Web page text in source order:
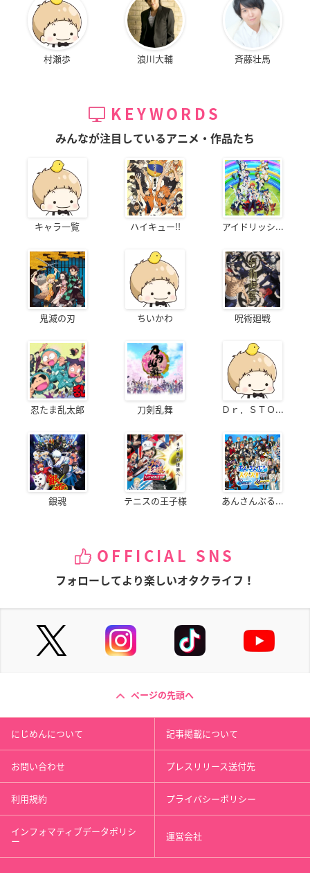
村瀬歩 浪川大輔 斉藤壮馬
KEYWORDS
みんなが注目しているアニメ・作品たち
キャラ一覧 ハイキュー!! アイドリッシ...
鬼滅の刃 ちいかわ 呪術廻戦
忍たま乱太郎 刀剣乱舞 Ｄｒ．ＳＴＯ...
銀魂 テニスの王子様 あんさんぶる...
OFFICIAL SNS
フォローしてより楽しいオタクライフ！
ページの先頭へ
にじめんについて 記事掲載について
お問い合わせ プレスリリース送付先
利用規約 プライバシーポリシー
インフォマティブデータポリシ
ー 運営会社